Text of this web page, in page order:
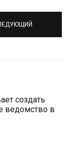
создать
ведомство в